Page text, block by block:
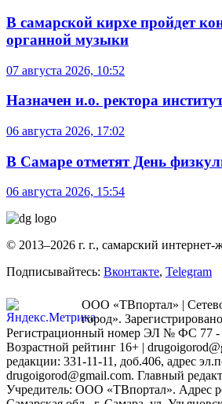
В самарской кирхе пройдет
органной музыки
07 августа 2026, 10:52
Назначен и.о. ректора
06 августа 2026, 17:02
В Самаре отметят День
06 августа 2026, 15:54
© 2013–2026 г. г., самарский
Подписывайтесь: Вконтакте, Telegram
ООО «ТВпортал» |
город».
Регистрационный номер ЭЛ № ФС 77 -
Возрастной рейтинг 16+ |
редакции: 331-11-11, доб.406, адрес
drugoigorod@gmail.com. Главный
Учредитель: ООО «ТВпортал». Адрес